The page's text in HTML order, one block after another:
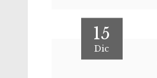
15
Dic